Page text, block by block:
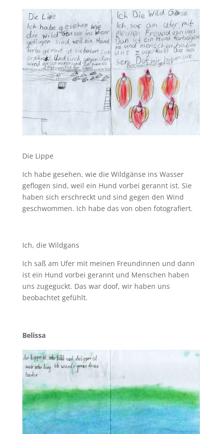
Die Lippe
Ich habe gesehen, wie die Wildgänse ins Wasser
geflogen sind, weil ein Hund vorbei gerannt ist. Sie
haben sich erschreckt und sind gegen den Wind
geschwommen. Ich habe das von oben fotografiert.
Ich, die Wildgans
Ich saß am Ufer mit meinen Freundinnen und dann
ist ein Hund vorbei gerannt und Menschen haben
uns zugeguckt. Das war doof, wir haben uns
beobachtet gefühlt.
Belissa